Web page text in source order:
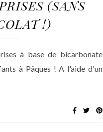
(SANS
!)
à base de bicarbonate
à Pâques ! A l'aide d'un